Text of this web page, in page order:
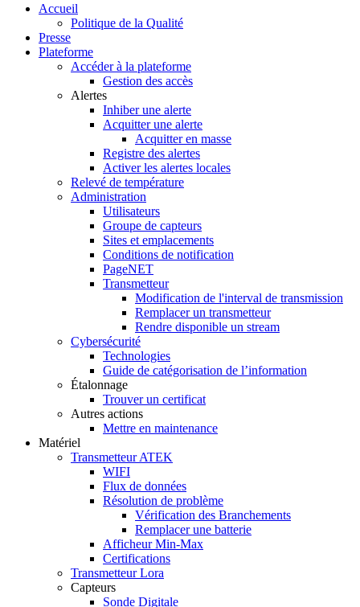
Accueil
Politique de la Qualité
Presse
Plateforme
Accéder à la plateforme
Gestion des accès
Alertes
Inhiber une alerte
Acquitter une alerte
Acquitter en masse
Registre des alertes
Activer les alertes locales
Relevé de température
Administration
Utilisateurs
Groupe de capteurs
Sites et emplacements
Conditions de notification
PageNET
Transmetteur
Modification de l'interval de transmission
Remplacer un transmetteur
Rendre disponible un stream
Cybersécurité
Technologies
Guide de catégorisation de l’information
Étalonnage
Trouver un certificat
Autres actions
Mettre en maintenance
Matériel
Transmetteur ATEK
WIFI
Flux de données
Résolution de problème
Vérification des Branchements
Remplacer une batterie
Afficheur Min-Max
Certifications
Transmetteur Lora
Capteurs
Sonde Digitale